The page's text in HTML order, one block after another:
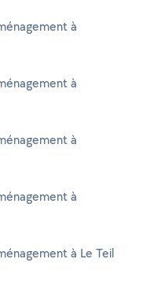
à
à
à
à
à Le Teil